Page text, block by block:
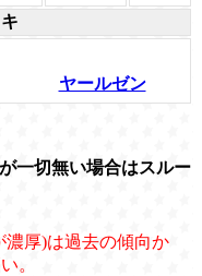
ヤールゼン
一切無い場合はスルー
厚)は過去の傾向か
。